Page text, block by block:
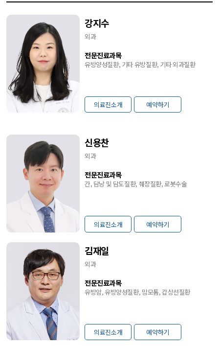
강지수
외과
전문진료과목
유방양성질환, 기타 유방질환, 기타 외과질환
의료진소개 예약하기
신용찬
외과
전문진료과목
간, 담낭 및 담도질환, 췌장질환, 로봇수술
의료진소개 예약하기
김재일
외과
전문진료과목
유방암, 유방양성질환, 맘모톰, 갑상선질환
의료진소개 예약하기